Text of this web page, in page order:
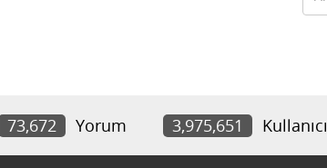
73,672 Yorum 3,975,651 Kullanıcı